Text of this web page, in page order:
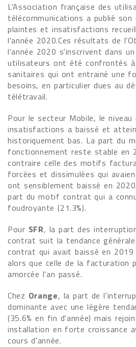
L'Association française des
télécommunications a publié
plaintes et insatisfactions
l'année 2020.Ces résultats de
l'année 2020 s'inscrivent dans
utilisateurs ont été confrontés
sanitaires qui ont entrainé une
besoins, en particulier dues au
télétravail.
Pour le secteur Mobile, le
insatisfactions a baissé et
historiquement bas. La part du
fonctionnement reste stable en
contraire celle des motifs
forcées et dissimulées qui
ont sensiblement baissé en
part du motif contrat qui a
foudroyante (21.3%).
Pour SFR, la part des
contrat suit la tendance
contrat qui avait baissé en
alors que celle de la facturation
amorcée l'an passé.
Chez Orange, la part de
dominante avec une légère
(35.6% en fin d'année) mais
installation en forte croissance
cours d'année.